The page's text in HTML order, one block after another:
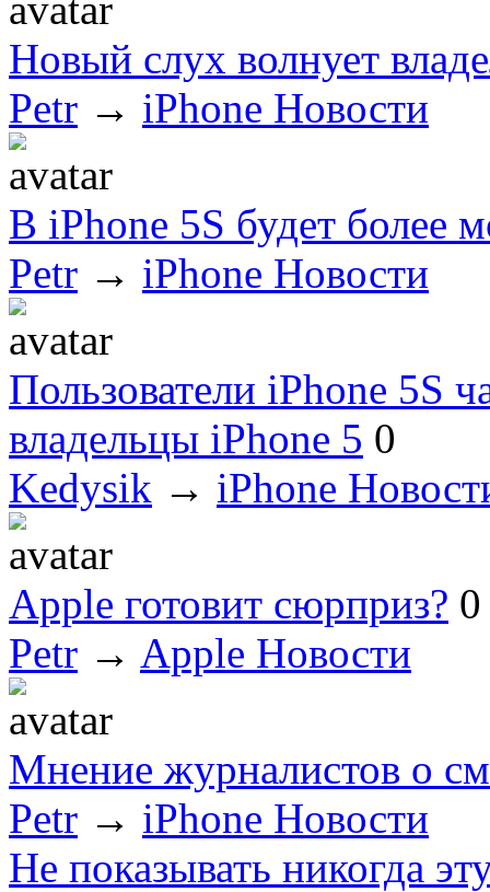
Новый слух волнует
Petr → iPhone Новости
В iPhone 5S будет более
Petr → iPhone Новости
Пользователи iPhone 5S
владельцы iPhone 5 0
Kedysik → iPhone
Apple готовит сюрприз? 0
Petr → Apple Новости
Мнение журналистов о
Petr → iPhone Новости
Не показывать никогда